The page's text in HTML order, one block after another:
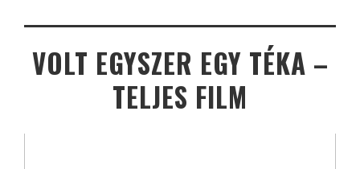
VOLT EGYSZER EGY TÉKA –
TELJES FILM